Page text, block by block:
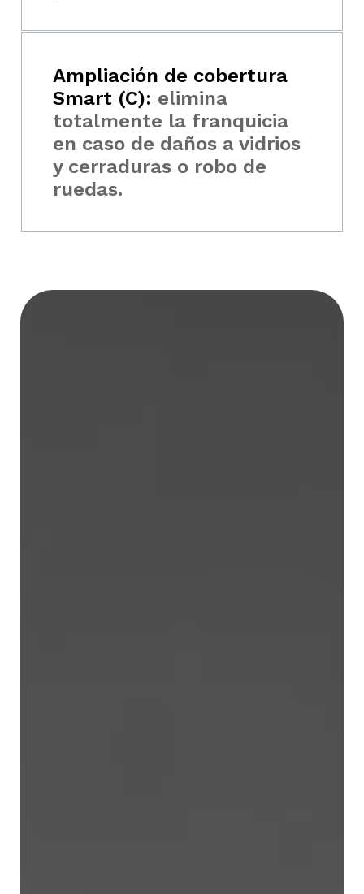
Ampliación de cobertura
Smart (C): elimina
totalmente la franquicia
en caso de daños a vidrios
y cerraduras o robo de
ruedas.